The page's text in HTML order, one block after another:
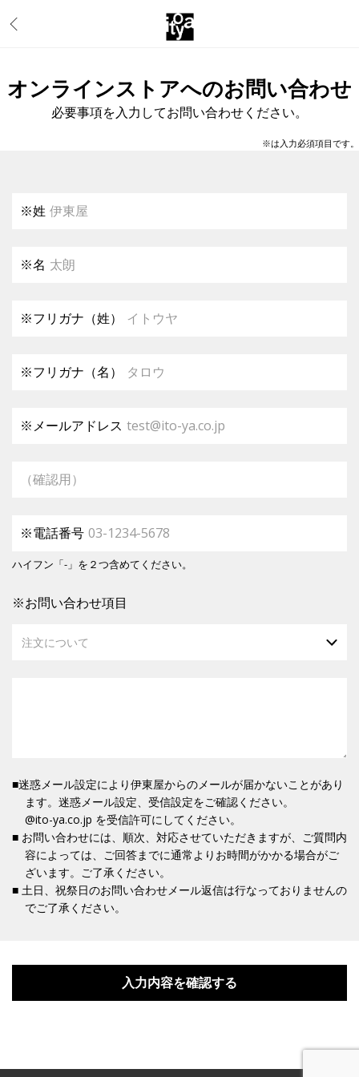
オンラインストアへのお問い合わせ
必要事項を入力してお問い合わせください。
※は入力必須項目です。
※姓 伊東屋
※名 太朗
※フリガナ（姓） イトウヤ
※フリガナ（名） タロウ
※メールアドレス test@ito-ya.co.jp
（確認用）
※電話番号 03-1234-5678
ハイフン「-」を２つ含めてください。
※お問い合わせ項目
注文について
■迷惑メール設定により伊東屋からのメールが届かないことがあり
ます。迷惑メール設定、受信設定をご確認ください。
@ito-ya.co.jp を受信許可にしてください。
■ お問い合わせには、順次、対応させていただきますが、ご質問内
容によっては、ご回答までに通常よりお時間がかかる場合がご
ざいます。ご了承ください。
■ 土日、祝祭日のお問い合わせメール返信は行なっておりませんの
でご了承ください。